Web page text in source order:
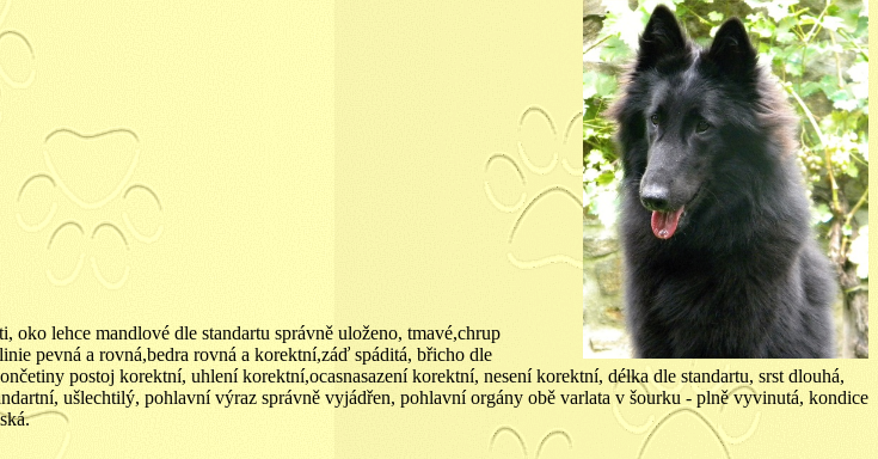
oko lehce mandlové dle standartu správně uloženo, tmavé,chrup
pevná a rovná,bedra rovná a korektní,záď spáditá, břicho dle
postoj korektní, uhlení korektní,ocasnasazení korektní, nesení korektní, délka dle standartu, srst dlouhá,
ušlechtilý, pohlavní výraz správně vyjádřen, pohlavní orgány obě varlata v šourku - plně vyvinutá, kondice